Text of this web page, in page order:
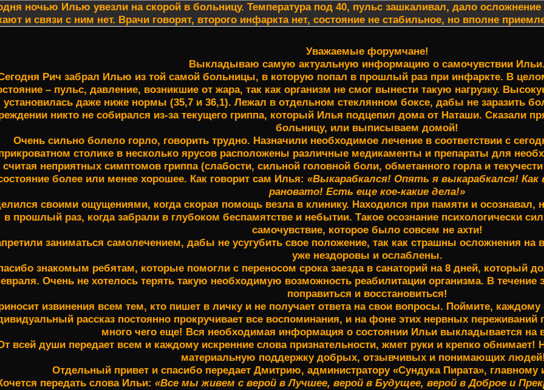
ночью Илью увезли на скорой в больницу. Температура под 40, пульс зашкаливал, дало
и связи с ним нет. Врачи говорят, второго инфаркта нет, состояние не стабильное, но вполне
Уважаемые форумчане!
Выкладываю самую актуальную информацию о самочувствии
Рич забрал Илью из той самой больницы, в которую попал в прошлый раз при инфаркте. В
– пульс, давление, возникшие от жара, так как организм не смог вынести такую нагрузку.
установилась даже ниже нормы (35,7 и 36,1). Лежал в отдельном стеклянном боксе, дабы не заразить
никто не собирался из-за текущего гриппа, который Илья подцепил дома от Наташи. Сказали
больницу, или выписываем домой!
Очень сильно болело горло, говорить трудно. Назначили необходимое лечение в соответствии с
столике в несколько ярусов расположены различные медикаменты и препараты для
неприятных симптомов гриппа (слабости, сильной головной боли, обметанного горла и
более или менее хорошее. Как говорит сам Илья: «Выкарабкался! Опять я выкарабкался!
рановато! Есть еще кое-какие дела!»
своими ощущениями, когда скорая помощь везла в клинику. Находился при памяти и осознавал,
в прошлый раз, когда забрали в глубоком беспамятстве и небытии. Такое осознание психологически
самочувствие, которое было совсем не ахти!
заниматься самолечением, дабы не усугубить свое положение, так как страшны осложнения на
уже нездоровы и ослаблены.
знакомым ребятам, которые помогли с переносом срока заезда в санаторий на 8 дней, который
Очень не хотелось терять такую необходимую возможность реабилитации организма. В течение
поправиться и восстановиться!
извинения всем тем, кто пишет в личку и не получает ответа на свои вопросы. Поймите, каждому
рассказ постоянно прокручивает все воспоминания, и на фоне этих нервных переживаний
много чего еще! Вся необходимая информация о состоянии Ильи выкладывается на
всей души передает всем и каждому искренние слова признательности, жмет руки и крепко обнимает!
материальную поддержку добрых, отзывчивых и понимающих
Отдельный привет и спасибо передает Дмитрию, администратору «Сундука Пирата»,
передать слова Ильи: «Все мы живем с верой в Лучшее, верой в Будущее, верой в Доброе и